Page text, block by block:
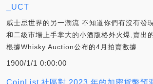
_UCT
威士忌世界的另一潮流 不知道你們有沒有發
和二級市場上手掌大的小酒版格外火爆,賣出
根據Whisky.Auction公布的4月拍賣數據.
1900/1/1 0:00:00